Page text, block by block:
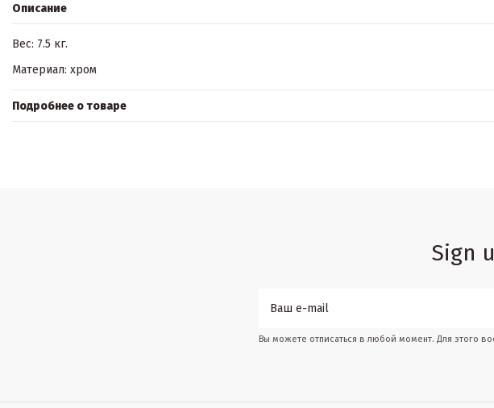
Описание
Вес: 7.5 кг.
Материал: хром
Подробнее о товаре
Sign
Вы можете отписаться в любой момент. Для этого